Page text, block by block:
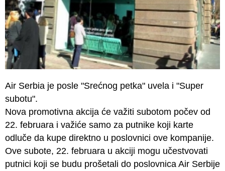
Air Serbia je posle "Srećnog petka" uvela i "Super
subotu".
Nova promotivna akcija će važiti subotom počev od
22. februara i važiće samo za putnike koji karte
odluče da kupe direktno u poslovnici ove kompanije.
Ove subote, 22. februara u akciji mogu učestvovati
putnici koji se budu prošetali do poslovnica Air Serbije